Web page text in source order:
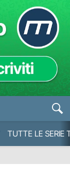
TUTTE LE SERIE